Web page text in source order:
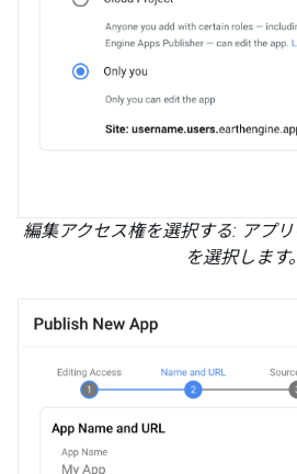
編集アクセス権を選択する: アプ
を選択します。